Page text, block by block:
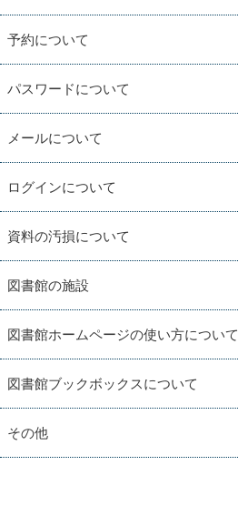
予約について
パスワードについて
メールについて
ログインについて
資料の汚損について
図書館の施設
図書館ホームページの使い方について
図書館ブックボックスについて
その他